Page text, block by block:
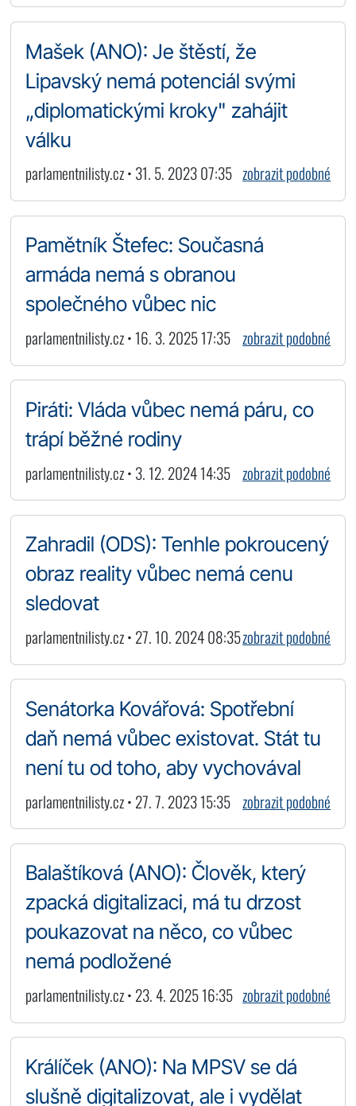
Mašek (ANO): Je štěstí, že
Lipavský nemá potenciál svými
„diplomatickými kroky" zahájit
válku
parlamentnilisty.cz • 31. 5. 2023 07:35 zobrazit podobné
Pamětník Štefec: Současná
armáda nemá s obranou
společného vůbec nic
parlamentnilisty.cz • 16. 3. 2025 17:35 zobrazit podobné
Piráti: Vláda vůbec nemá páru, co
trápí běžné rodiny
parlamentnilisty.cz • 3. 12. 2024 14:35 zobrazit podobné
Zahradil (ODS): Tenhle pokroucený
obraz reality vůbec nemá cenu
sledovat
parlamentnilisty.cz • 27. 10. 2024 08:35zobrazit podobné
Senátorka Kovářová: Spotřební
daň nemá vůbec existovat. Stát tu
není tu od toho, aby vychovával
parlamentnilisty.cz • 27. 7. 2023 15:35 zobrazit podobné
Balaštíková (ANO): Člověk, který
zpacká digitalizaci, má tu drzost
poukazovat na něco, co vůbec
nemá podložené
parlamentnilisty.cz • 23. 4. 2025 16:35 zobrazit podobné
Králíček (ANO): Na MPSV se dá
slušně digitalizovat, ale i vydělat